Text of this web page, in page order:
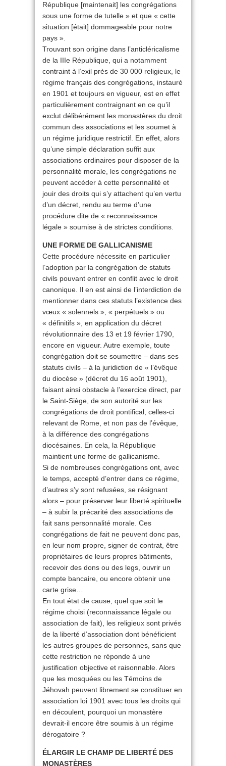
République [maintenait] les congrégations
sous une forme de tutelle » et que « cette
situation [était] dommageable pour notre
pays ».
Trouvant son origine dans l’anticléricalisme
de la IIIe République, qui a notamment
contraint à l’exil près de 30 000 religieux, le
régime français des congrégations, instauré
en 1901 et toujours en vigueur, est en effet
particulièrement contraignant en ce qu’il
exclut délibérément les monastères du droit
commun des associations et les soumet à
un régime juridique restrictif. En effet, alors
qu’une simple déclaration suffit aux
associations ordinaires pour disposer de la
personnalité morale, les congrégations ne
peuvent accéder à cette personnalité et
jouir des droits qui s’y attachent qu’en vertu
d’un décret, rendu au terme d’une
procédure dite de « reconnaissance
légale » soumise à de strictes conditions.
UNE FORME DE GALLICANISME
Cette procédure nécessite en particulier
l’adoption par la congrégation de statuts
civils pouvant entrer en conflit avec le droit
canonique. Il en est ainsi de l’interdiction de
mentionner dans ces statuts l’existence des
vœux « solennels », « perpétuels » ou
« définitifs », en application du décret
révolutionnaire des 13 et 19 février 1790,
encore en vigueur. Autre exemple, toute
congrégation doit se soumettre – dans ses
statuts civils – à la juridiction de « l’évêque
du diocèse » (décret du 16 août 1901),
faisant ainsi obstacle à l’exercice direct, par
le Saint-Siège, de son autorité sur les
congrégations de droit pontifical, celles-ci
relevant de Rome, et non pas de l’évêque,
à la différence des congrégations
diocésaines. En cela, la République
maintient une forme de gallicanisme.
Si de nombreuses congrégations ont, avec
le temps, accepté d’entrer dans ce régime,
d’autres s’y sont refusées, se résignant
alors – pour préserver leur liberté spirituelle
– à subir la précarité des associations de
fait sans personnalité morale. Ces
congrégations de fait ne peuvent donc pas,
en leur nom propre, signer de contrat, être
propriétaires de leurs propres bâtiments,
recevoir des dons ou des legs, ouvrir un
compte bancaire, ou encore obtenir une
carte grise…
En tout état de cause, quel que soit le
régime choisi (reconnaissance légale ou
association de fait), les religieux sont privés
de la liberté d’association dont bénéficient
les autres groupes de personnes, sans que
cette restriction ne réponde à une
justification objective et raisonnable. Alors
que les mosquées ou les Témoins de
Jéhovah peuvent librement se constituer en
association loi 1901 avec tous les droits qui
en découlent, pourquoi un monastère
devrait-il encore être soumis à un régime
dérogatoire ?
ÉLARGIR LE CHAMP DE LIBERTÉ DES
MONASTÈRES